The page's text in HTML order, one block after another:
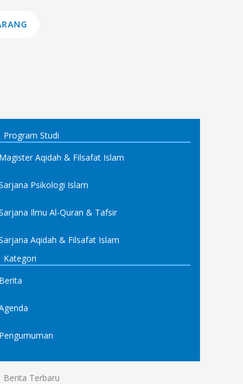
Program Studi
Magister Aqidah & Filsafat Islam
Psikologi Islam
Ilmu Al-Quran & Tafsir
Aqidah & Filsafat Islam
Kategori
Berita
Pengumuman
Berita Terbaru